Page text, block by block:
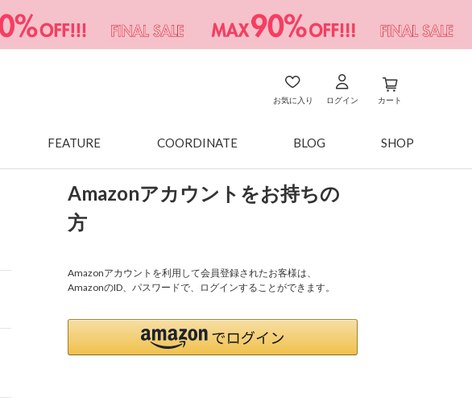
お気に入り ログイン カート
FEATURE COORDINATE BLOG SHOP
Amazonアカウントをお持ちの
方
Amazonアカウントを利用して会員登録されたお客様は、
AmazonのID、パスワードで、ログインすることができます。